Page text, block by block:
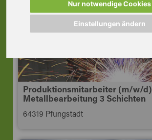
Nur notwendige Cookies
Einstellungen ändern
Produktionsmitarbeiter (m/w/d)
Metallbearbeitung 3 Schichten
64319 Pfungstadt